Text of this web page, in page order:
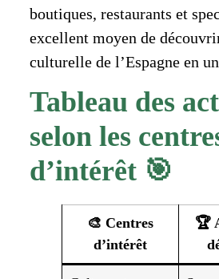
boutiques, restaurants et
excellent moyen de
culturelle de l’Espagne en
Tableau des
selon les
d’intérêt 🎯
🎨 Centres
d’intérêt
🏆